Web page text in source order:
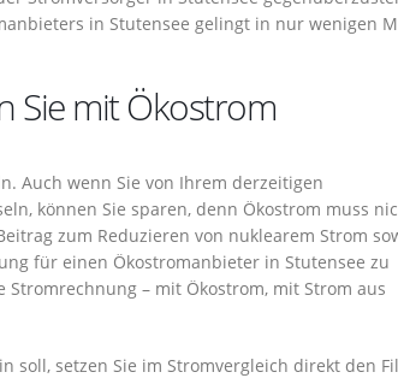
in Stutensee gelingt in nur wenigen
Sie mit Ökostrom
Auch wenn Sie von Ihrem derzeitigen
können Sie sparen, denn Ökostrom muss
zum Reduzieren von nuklearem Strom
für einen Ökostromanbieter in Stutensee zu
– mit Ökostrom, mit Strom aus
soll, setzen Sie im Stromvergleich direkt den